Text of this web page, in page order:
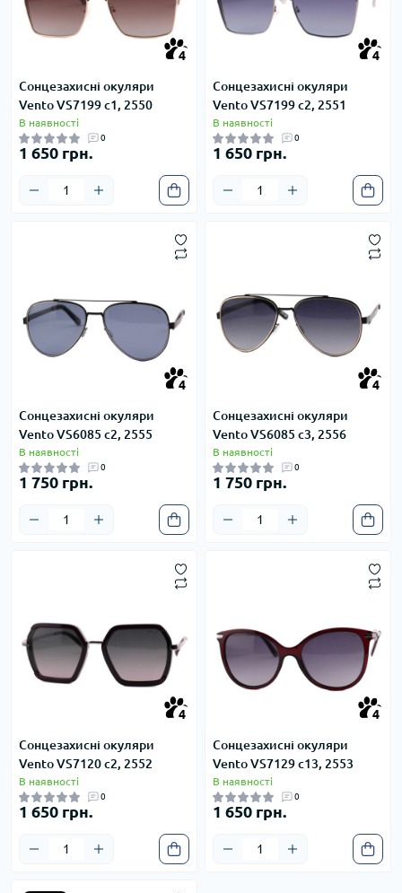
4
4
Сонцезахисні окуляри
Vento VS7199 c1, 2550
В наявності
0
1 650 грн.
4
4
Сонцезахисні окуляри
Vento VS7199 c2, 2551
В наявності
0
1 650 грн.
4
4
Сонцезахисні окуляри
Vento VS6085 c2, 2555
В наявності
0
1 750 грн.
4
4
Сонцезахисні окуляри
Vento VS6085 c3, 2556
В наявності
0
1 750 грн.
4
4
Сонцезахисні окуляри
Vento VS7120 c2, 2552
В наявності
0
1 650 грн.
4
4
Сонцезахисні окуляри
Vento VS7129 c13, 2553
В наявності
0
1 650 грн.